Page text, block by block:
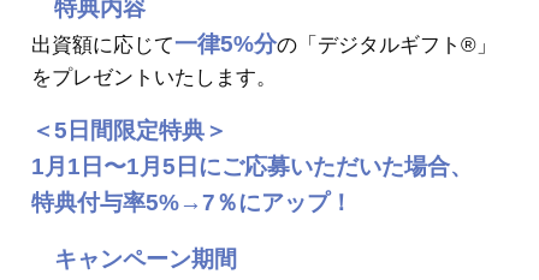
特典内容
出資額に応じて一律5%分の「デジタルギフト®」
をプレゼントいたします。
＜5日間限定特典＞
1月1日〜1月5日にご応募いただいた場合、
特典付与率5%→7％にアップ！
キャンペーン期間